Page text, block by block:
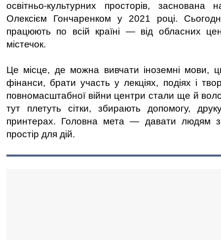
освітньо-культурних просторів, заснована
Олексієм Гончаренком у 2021 році.
працюють по всій країні — від обласних
містечок.
Це місце, де можна вивчати іноземні мови,
фінанси, брати участь у лекціях, подіях і
повномасштабної війни центри стали ще й
тут плетуть сітки, збирають допомогу,
принтерах. Головна мета — давати людям
простір для дій.